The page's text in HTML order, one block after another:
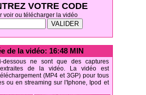
VOTRE CODE
voir ou télécharger la vidéo
de la vidéo: 16:48 MIN
dessous ne sont que des captures
extraites de la vidéo. La vidéo est
(MP4 et 3GP) pour tous
ou en streaming sur l'Iphone, Ipod et